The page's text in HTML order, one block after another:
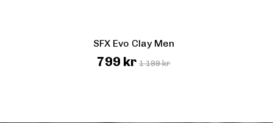
SFX Evo Clay Men
799 kr 1 199 kr